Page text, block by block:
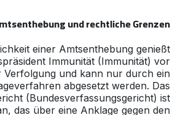
und rechtliche Grenzen
einer Amtsenthebung genießt
Immunität (Immunität) vor
und kann nur durch ein
abgesetzt werden. Das
(Bundesverfassungsgericht) ist
das über eine Anklage gegen den